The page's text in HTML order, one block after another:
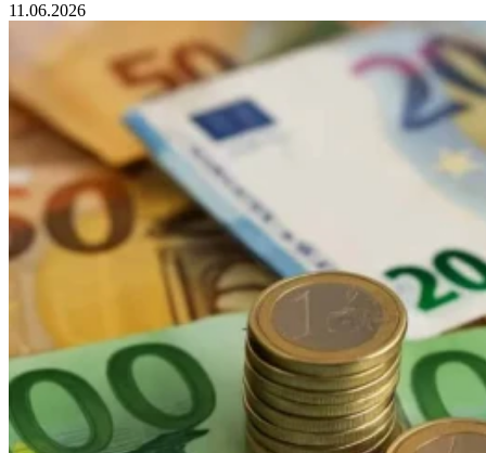
11.06.2026